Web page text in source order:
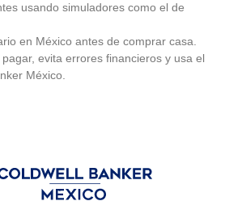
usando simuladores como el de
en México antes de comprar casa.
evita errores financieros y usa el
México.